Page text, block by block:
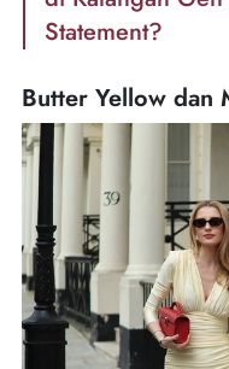
Statement?
Butter Yellow dan